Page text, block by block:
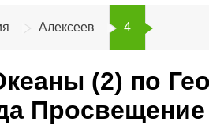
Алексеев 4
(2) по
Просвещение